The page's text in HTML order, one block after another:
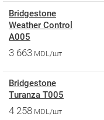
Bridgestone
Weather Control
A005
3 663 MDL/шт
Bridgestone
Turanza T005
4 258 MDL/шт